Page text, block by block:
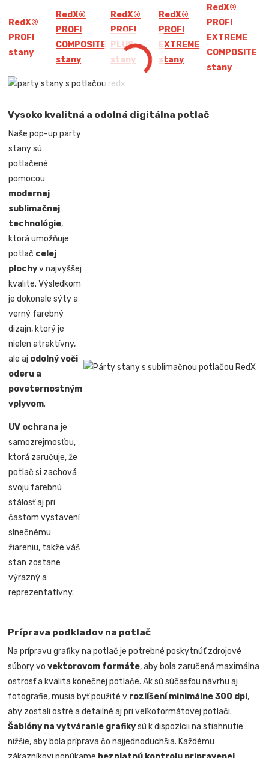
RedX®
PROFI
stany
RedX®
PROFI
COMPOSITE
stany
RedX®
PROFI
PLUS
stany
RedX®
PROFI
EXTREME
stany
RedX®
PROFI
EXTREME
COMPOSITE
stany
Vysoko kvalitná a odolná digitálna potlač
Naše pop-up party
stany sú
potlačené
pomocou
modernej
sublimačnej
technológie,
ktorá umožňuje
potlač celej
plochyv najvyššej
kvalite. Výsledkom
je dokonale sýty a
verný farebný
dizajn, ktorý je
nielen atraktívny,
ale aj odolný voči
oderu a
poveternostným
vplyvom.
UV ochrana je
samozrejmosťou,
ktorá zaručuje, že
potlač si zachová
svoju farebnú
stálosť aj pri
častom vystavení
slnečnému
žiareniu, takže váš
stan zostane
výrazný a
reprezentatívny.
Príprava podkladov na potlač
Na prípravu grafiky na potlač je potrebné poskytnúť zdrojové
súbory vovektorovom formáte, aby bola zaručená maximálna
ostrosť a kvalita konečnej potlače. Ak sú súčasťou návrhu aj
fotografie, musia byť použité v rozlíšení minimálne 300 dpi,
aby zostali ostré a detailné aj pri veľkoformátovej potlači.
Šablóny na vytváranie grafikysú k dispozícii na stiahnutie
nižšie, aby bola príprava čo najjednoduchšia. Každému